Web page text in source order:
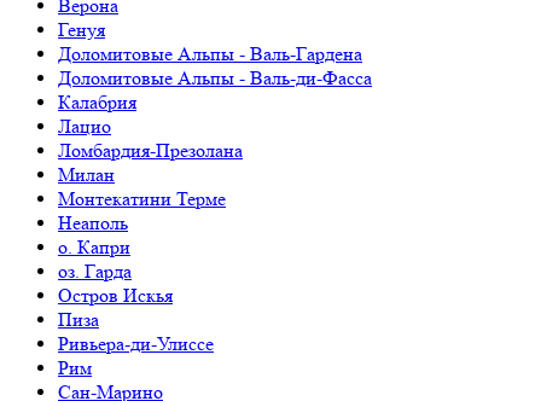
Верона
Генуя
Доломитовые Альпы - Валь-Гардена
Доломитовые Альпы - Валь-ди-Фасса
Калабрия
Лацио
Ломбардия-Презолана
Милан
Монтекатини Терме
Неаполь
о. Капри
оз. Гарда
Остров Искья
Пиза
Ривьера-ди-Улиссе
Рим
Сан-Марино